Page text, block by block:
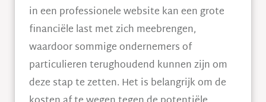
in een professionele website kan een grote
financiële last met zich meebrengen,
waardoor sommige ondernemers of
particulieren terughoudend kunnen zijn om
deze stap te zetten. Het is belangrijk om de